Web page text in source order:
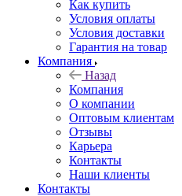
Как купить
Условия оплаты
Условия доставки
Гарантия на товар
Компания
Назад
Компания
О компании
Оптовым клиентам
Отзывы
Карьера
Контакты
Наши клиенты
Контакты